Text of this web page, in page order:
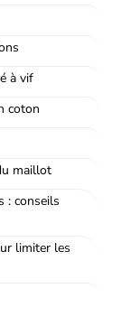
à vif
coton
maillot
: conseils
limiter les